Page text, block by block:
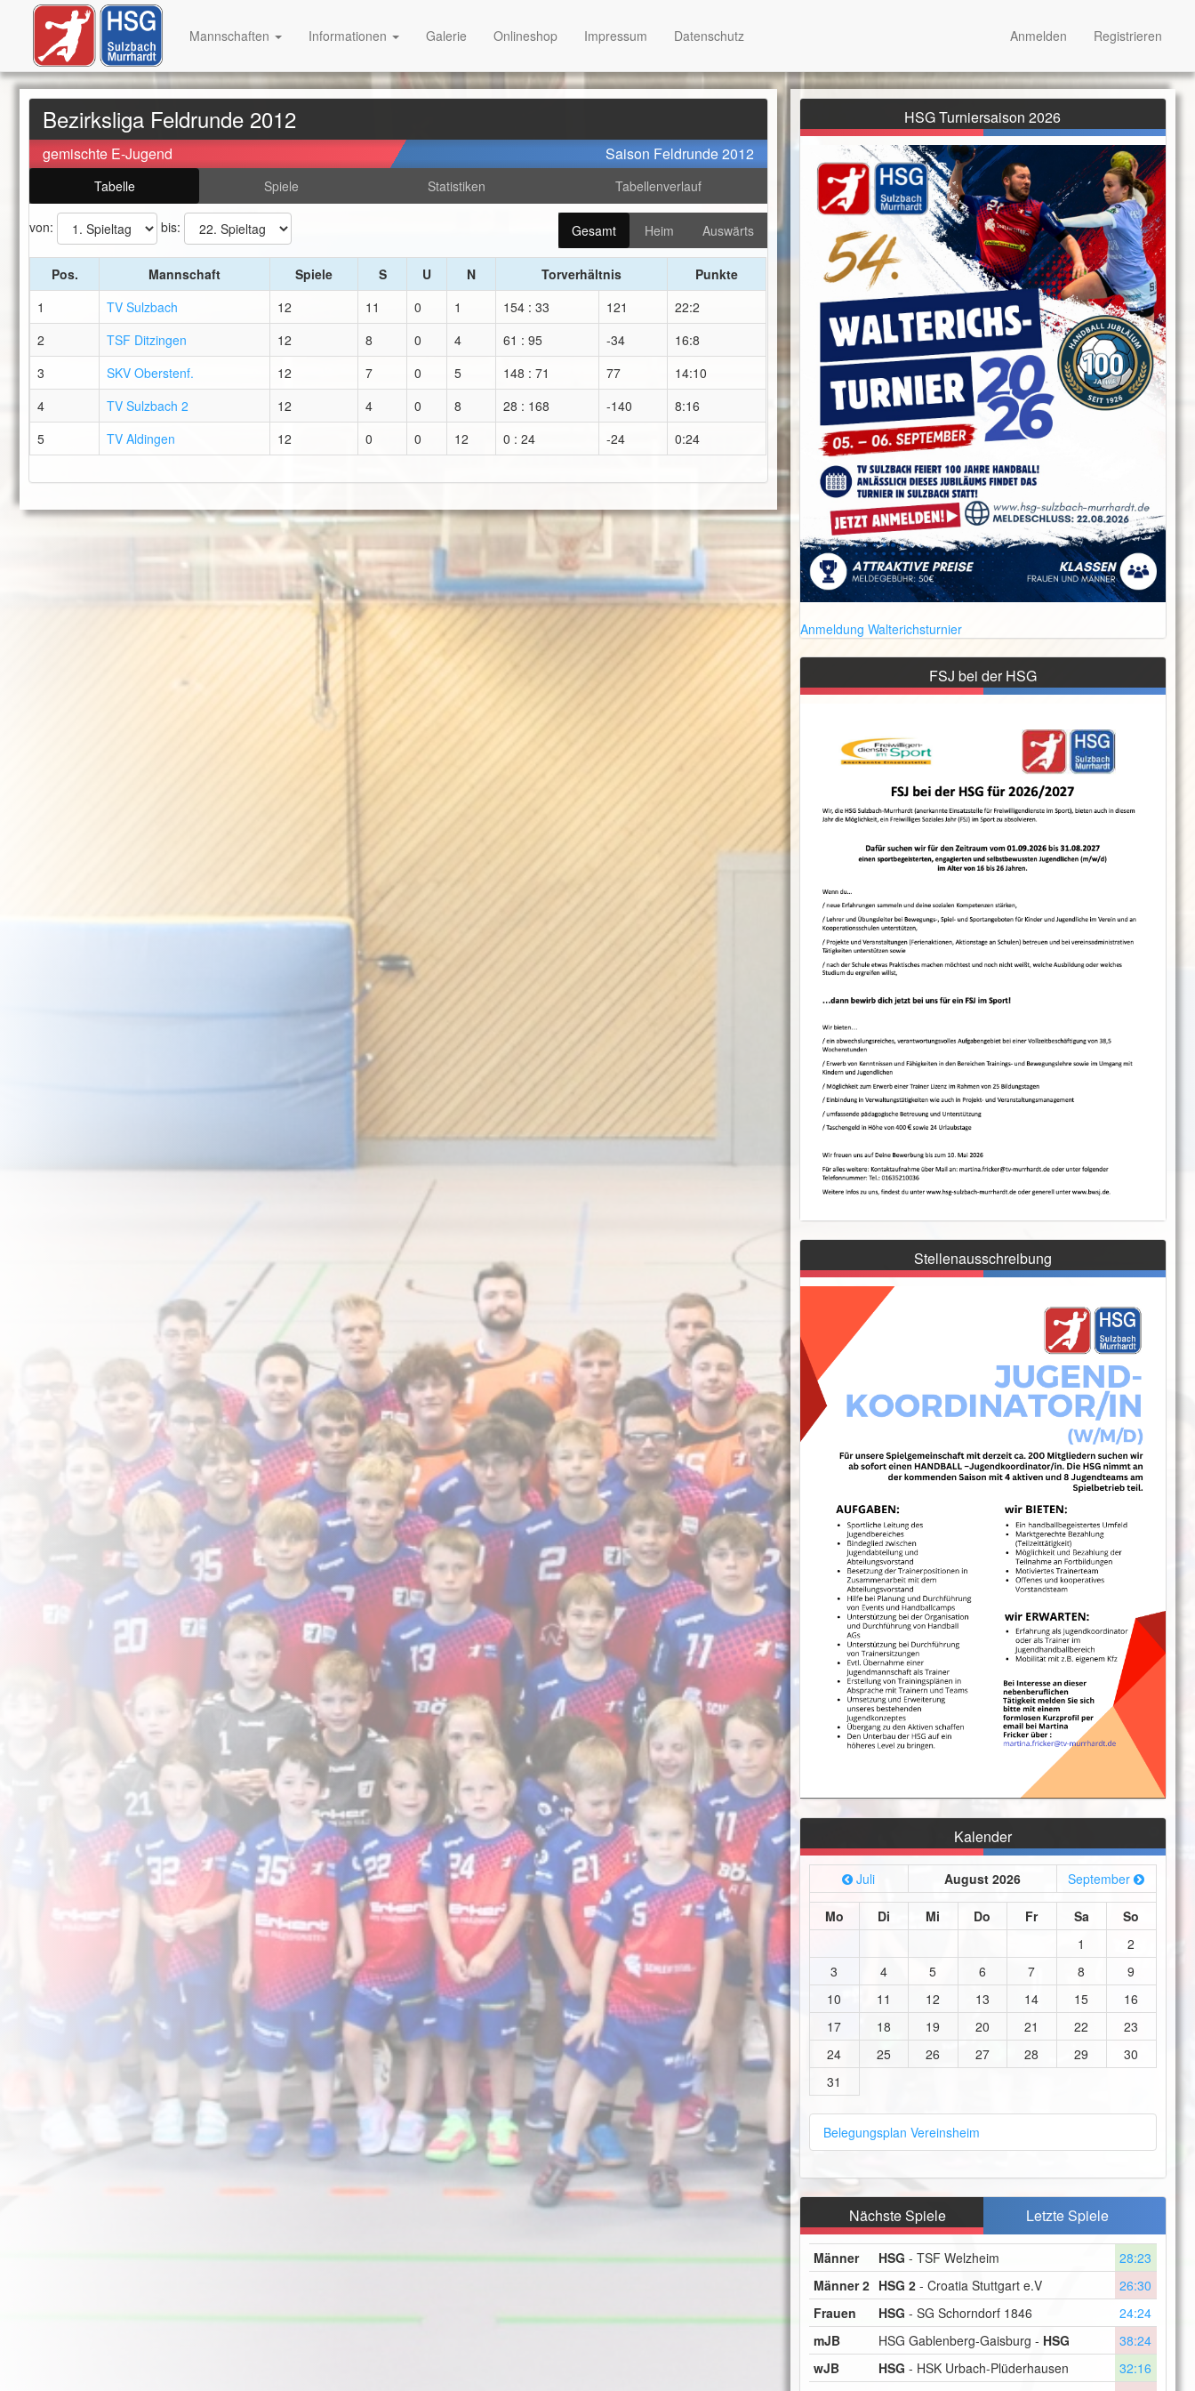
Bezirksliga Feldrunde 2012
gemischte E-Jugend Saison Feldrunde 2012
Tabelle Spiele Statistiken Tabellenverlauf
von: bis: Gesamt Heim Auswärts
Pos. Mannschaft Spiele S U N Torverhältnis
Punkte
1
TV Sulzbach 12 11 0 1 154 : 33 121
22:2
2
TSF Ditzingen 12 8 0 4 61 : 95 -34
16:8
3
SKV Oberstenf. 12 7 0 5 148 : 71 77
14:10
4
TV Sulzbach 2 12 4 0 8 28 : 168 -140
8:16
5
TV Aldingen 12 0 0 12 0 : 24 -24 0:24
HSG Turniersaison 2026
Anmeldung Walterichsturnier
FSJ bei der HSG
Stellenausschreibung
Kalender
Juli August 2026 September
Mo Di Mi Do Fr Sa
So
1
2
3
4 5 6 7 8
9
10
11 12 13 14 15
16
17
18 19 20 21 22
23
24
25 26 27 28 29
30
31
Belegungsplan Vereinsheim
Nächste Spiele Letzte Spiele
Männer HSG - TSF Welzheim
28:23
Männer 2 HSG 2- Croatia Stuttgart e.V
26:30
Frauen
HSG - SG Schorndorf 1846
24:24
mJB
HSG Gablenberg-Gaisburg - HSG
38:24
wJB
HSG - HSK Urbach-Plüderhausen
32:16
Mannschaften Informationen Galerie Onlineshop Impressum Datenschutz Anmelden Registrieren